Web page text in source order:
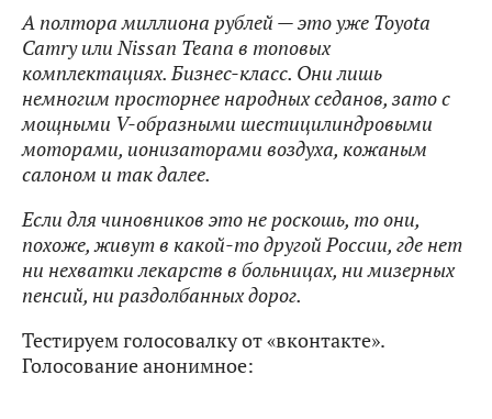
А полтора миллиона рублей — это уже Toyota
Camry или Nissan Teana в топовых
комплектациях. Бизнес-класс. Они лишь
немногим просторнее народных седанов, зато с
мощными V-образными шестицилиндровыми
моторами, ионизаторами воздуха, кожаным
салоном и так далее.
Если для чиновников это не роскошь, то они,
похоже, живут в какой-то другой России, где нет
ни нехватки лекарств в больницах, ни мизерных
пенсий, ни раздолбанных дорог.
Тестируем голосовалку от «вконтакте».
Голосование анонимное: